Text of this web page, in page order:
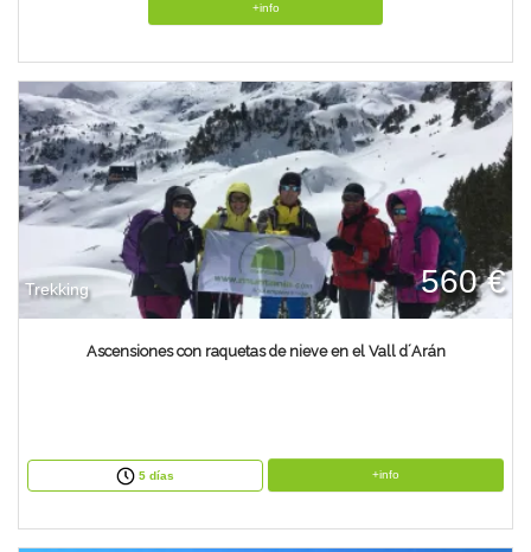
+info
Trekking 560 €
Ascensiones con raquetas de nieve en el Vall d´Arán
5 días +info